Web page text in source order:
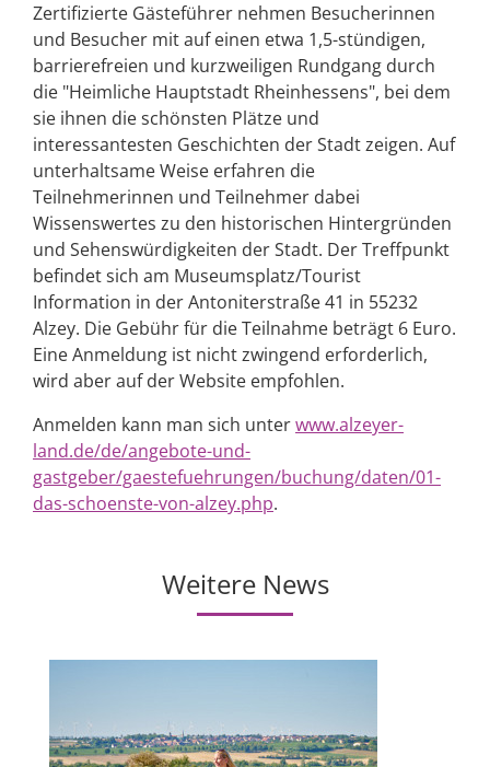
Zertifizierte Gästeführer nehmen Besucherinnen
und Besucher mit auf einen etwa 1,5-stündigen,
barrierefreien und kurzweiligen Rundgang durch
die "Heimliche Hauptstadt Rheinhessens", bei dem
sie ihnen die schönsten Plätze und
interessantesten Geschichten der Stadt zeigen. Auf
unterhaltsame Weise erfahren die
Teilnehmerinnen und Teilnehmer dabei
Wissenswertes zu den historischen Hintergründen
und Sehenswürdigkeiten der Stadt. Der Treffpunkt
befindet sich am Museumsplatz/Tourist
Information in der Antoniterstraße 41 in 55232
Alzey. Die Gebühr für die Teilnahme beträgt 6 Euro.
Eine Anmeldung ist nicht zwingend erforderlich,
wird aber auf der Website empfohlen.
Anmelden kann man sich unterwww.alzeyer-
land.de/de/angebote-und-
gastgeber/gaestefuehrungen/buchung/daten/01-
das-schoenste-von-alzey.php.
Weitere News